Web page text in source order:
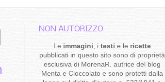
NON AUTORIZZO
Le immagini , i testi e le ricette
pubblicati in questo sito sono di proprietà
esclusiva di MorenaR. autrice del blog
Menta e Cioccolato e sono protetti dalla